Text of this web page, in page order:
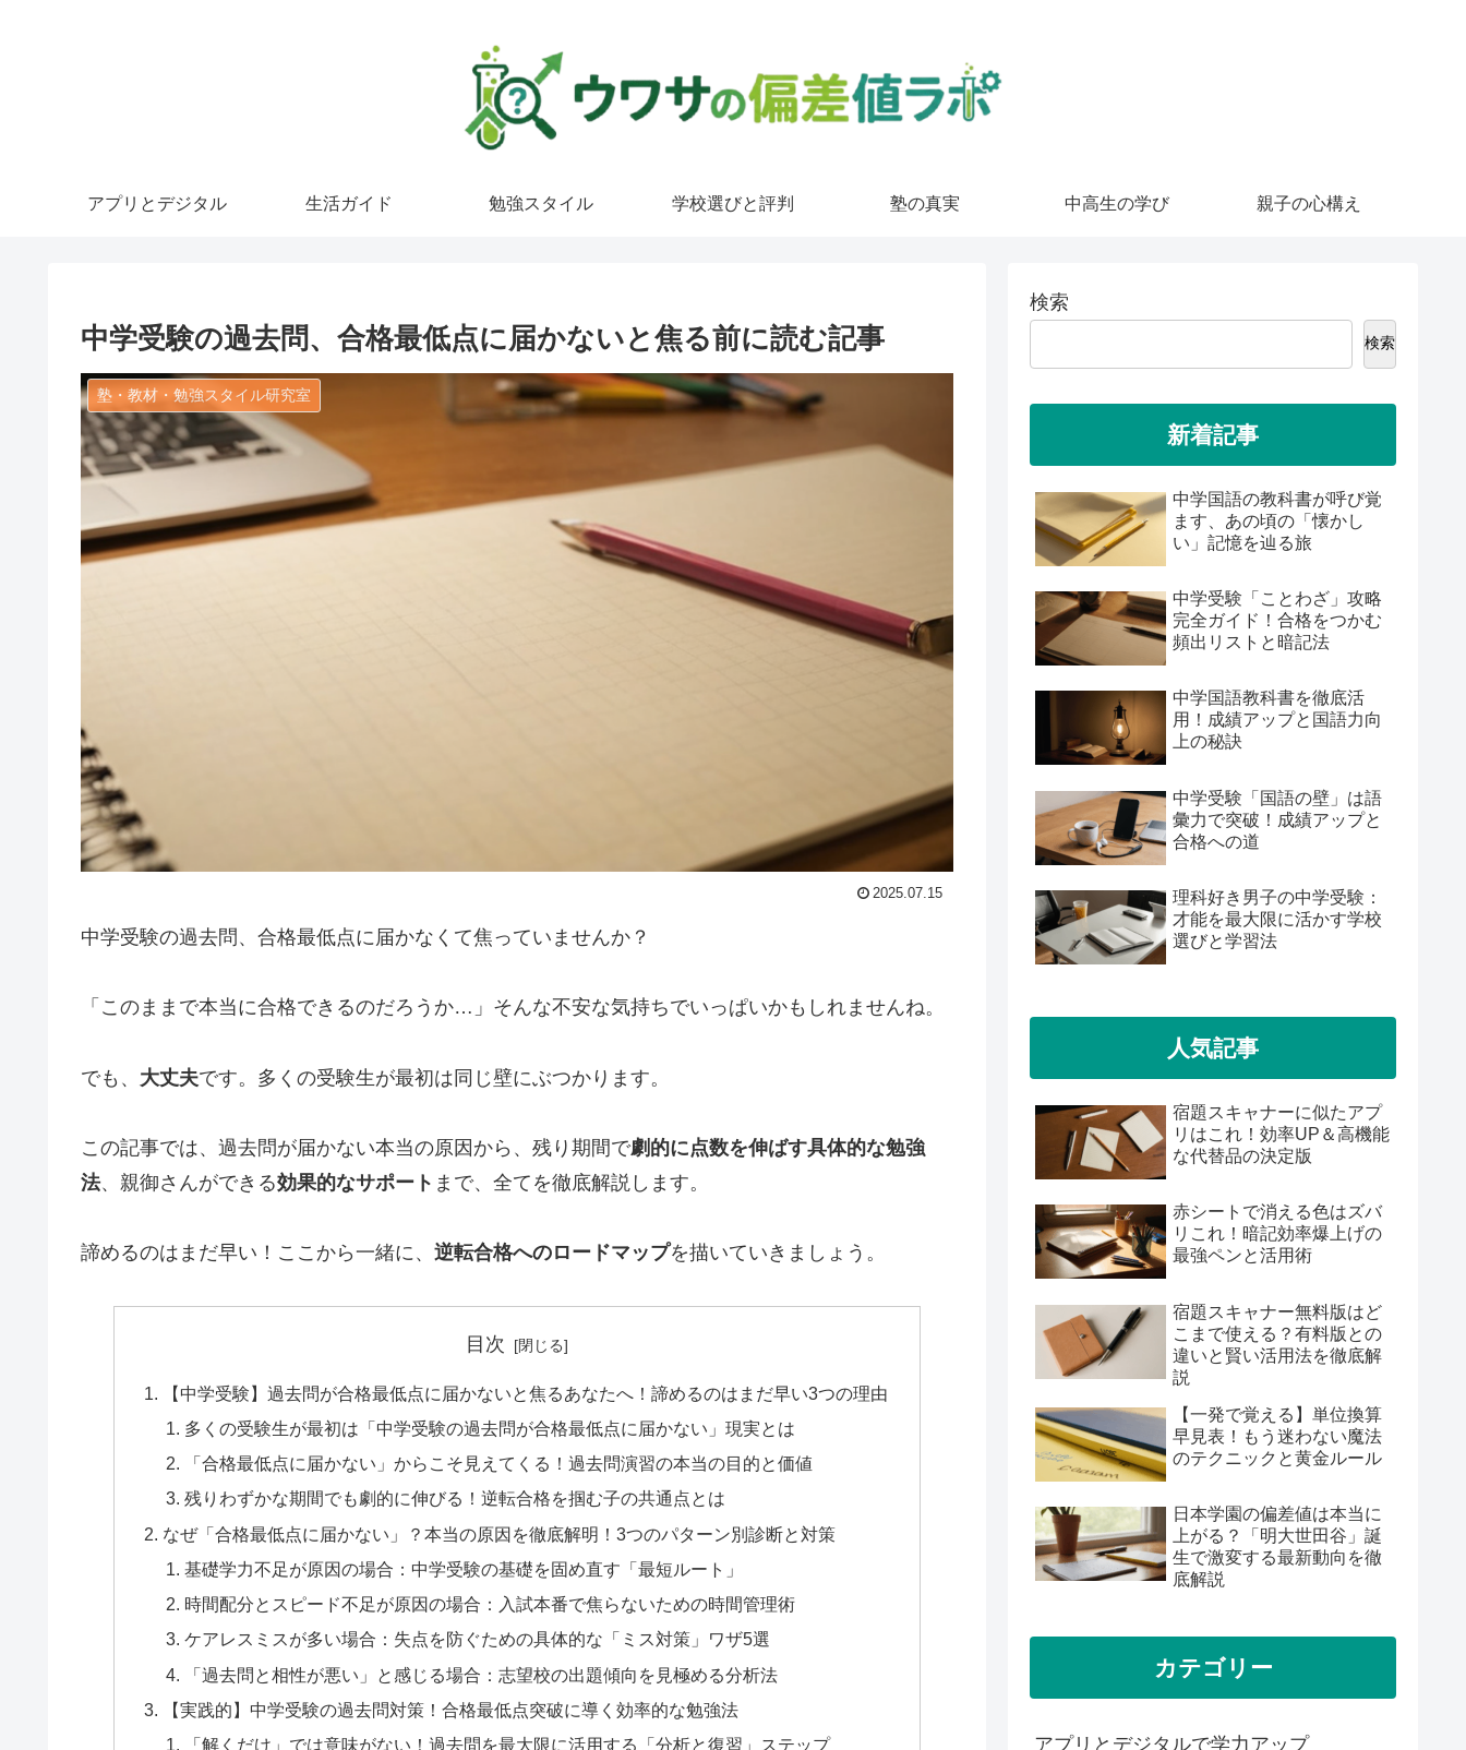
アプリとデジタル 生活ガイド 勉強スタイル 学校選びと評判 塾の真実 中高生の学び 親子の心構え
中学受験の過去問、合格最低点に届かないと焦る前に読む記事
塾・教材・勉強スタイル研究室
2025.07.15
中学受験の過去問、合格最低点に届かなくて焦っていませんか？
「このままで本当に合格できるのだろうか…」そんな不安な気持ちでいっぱいかもしれませんね。
でも、 大丈夫です。多くの受験生が最初は同じ壁にぶつかります。
この記事では、過去問が届かない本当の原因から、残り期間で劇的に点数を伸ばす具体的な勉強
法、親御さんができる効果的なサポート まで、全てを徹底解説します。
諦めるのはまだ早い！ここから一緒に、 逆転合格へのロードマップを描いていきましょう。
目次
【中学受験】過去問が合格最低点に届かないと焦るあなたへ！諦めるのはまだ早い3つの理由
多くの受験生が最初は「中学受験の過去問が合格最低点に届かない」現実とは
「合格最低点に届かない」からこそ見えてくる！過去問演習の本当の目的と価値
残りわずかな期間でも劇的に伸びる！逆転合格を掴む子の共通点とは
なぜ「合格最低点に届かない」？本当の原因を徹底解明！3つのパターン別診断と対策
基礎学力不足が原因の場合：中学受験の基礎を固め直す「最短ルート」
時間配分とスピード不足が原因の場合：入試本番で焦らないための時間管理術
ケアレスミスが多い場合：失点を防ぐための具体的な「ミス対策」ワザ5選
「過去問と相性が悪い」と感じる場合：志望校の出題傾向を見極める分析法
【実践的】中学受験の過去問対策！合格最低点突破に導く効率的な勉強法
「解くだけ」では意味がない！過去問を最大限に活用する「分析と復習」ステップ
検索
検索
新着記事
中学国語の教科書が呼び覚
ます、あの頃の「懐かし
い」記憶を辿る旅
中学受験「ことわざ」攻略
完全ガイド！合格をつかむ
頻出リストと暗記法
中学国語教科書を徹底活
用！成績アップと国語力向
上の秘訣
中学受験「国語の壁」は語
彙力で突破！成績アップと
合格への道
理科好き男子の中学受験：
才能を最大限に活かす学校
選びと学習法
人気記事
宿題スキャナーに似たアプ
リはこれ！効率UP＆高機能
な代替品の決定版
赤シートで消える色はズバ
リこれ！暗記効率爆上げの
最強ペンと活用術
宿題スキャナー無料版はど
こまで使える？有料版との
違いと賢い活用法を徹底解
説
【一発で覚える】単位換算
早見表！もう迷わない魔法
のテクニックと黄金ルール
日本学園の偏差値は本当に
上がる？「明大世田谷」誕
生で激変する最新動向を徹
底解説
カテゴリー
アプリとデジタルで学力アップ